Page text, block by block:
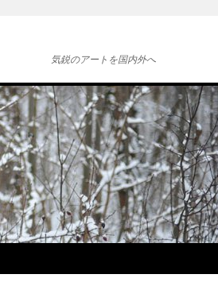
気鋭のアートを国内外へ